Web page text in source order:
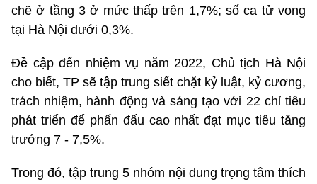
chẽ ở tầng 3 ở mức thấp trên 1,7%; số ca tử vong
tại Hà Nội dưới 0,3%.
Đề cập đến nhiệm vụ năm 2022, Chủ tịch Hà Nội
cho biết, TP sẽ tập trung siết chặt kỷ luật, kỷ cương,
trách nhiệm, hành động và sáng tạo với 22 chỉ tiêu
phát triển để phấn đấu cao nhất đạt mục tiêu tăng
trưởng 7 - 7,5%.
Trong đó, tập trung 5 nhóm nội dung trọng tâm thích